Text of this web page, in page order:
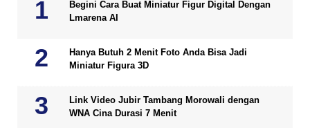
Begini Cara Buat Miniatur Figur Digital Dengan
Lmarena AI
Hanya Butuh 2 Menit Foto Anda Bisa Jadi
Miniatur Figura 3D
Link Video Jubir Tambang Morowali dengan
WNA Cina Durasi 7 Menit